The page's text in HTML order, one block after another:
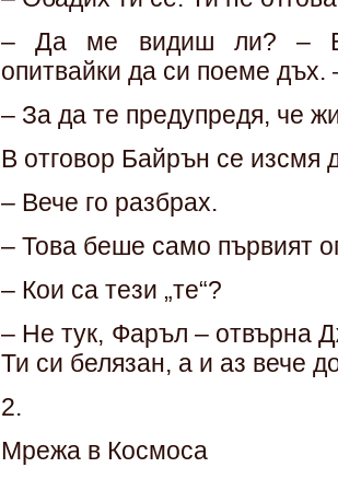
– Да ме видиш ли? –
опитвайки да си поеме
– За да те предупредя, че
В отговор Байрън се изсмя
– Вече го разбрах.
– Това беше само първият
– Кои са тези „те“?
– Не тук, Фаръл – отвърна
Ти си белязан, а и аз вече
2.
Мрежа в Космоса